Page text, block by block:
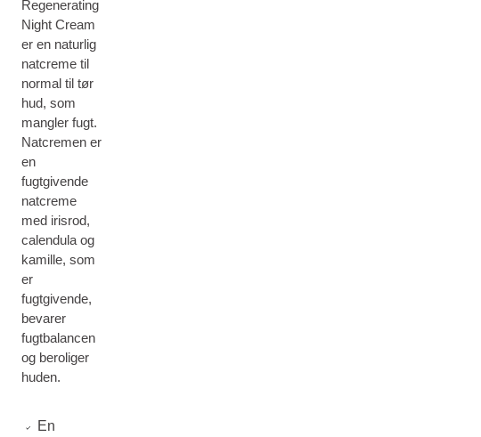
Regenerating
Night Cream
er en naturlig
natcreme til
normal til tør
hud, som
mangler fugt.
Natcremen er
en
fugtgivende
natcreme
med irisrod,
calendula og
kamille, som
er
fugtgivende,
bevarer
fugtbalancen
og beroliger
huden.
En